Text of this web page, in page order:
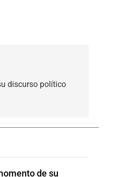
discurso político
de su